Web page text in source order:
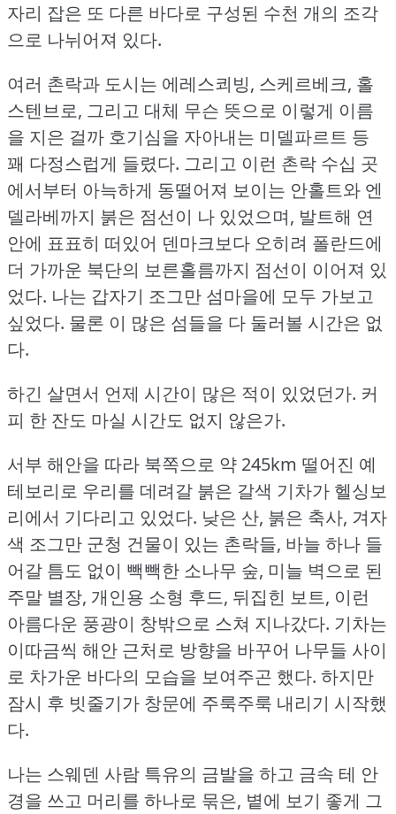
자리 잡은 또 다른 바다로 구성된 수천 개의 조각
으로 나뉘어져 있다.
여러 촌락과 도시는 에레스쾨빙, 스케르베크, 홀
스텐브로, 그리고 대체 무슨 뜻으로 이렇게 이름
을 지은 걸까 호기심을 자아내는 미델파르트 등
꽤 다정스럽게 들렸다. 그리고 이런 촌락 수십 곳
에서부터 아늑하게 동떨어져 보이는 안홀트와 엔
델라베까지 붉은 점선이 나 있었으며, 발트해 연
안에 표표히 떠있어 덴마크보다 오히려 폴란드에
더 가까운 북단의 보른홀름까지 점선이 이어져 있
었다. 나는 갑자기 조그만 섬마을에 모두 가보고
싶었다. 물론 이 많은 섬들을 다 둘러볼 시간은 없
다.
하긴 살면서 언제 시간이 많은 적이 있었던가. 커
피 한 잔도 마실 시간도 없지 않은가.
서부 해안을 따라 북쪽으로 약 245km 떨어진 예
테보리로 우리를 데려갈 붉은 갈색 기차가 헬싱보
리에서 기다리고 있었다. 낮은 산, 붉은 축사, 겨자
색 조그만 군청 건물이 있는 촌락들, 바늘 하나 들
어갈 틈도 없이 빽빽한 소나무 숲, 미늘 벽으로 된
주말 별장, 개인용 소형 후드, 뒤집힌 보트, 이런
아름다운 풍광이 창밖으로 스쳐 지나갔다. 기차는
이따금씩 해안 근처로 방향을 바꾸어 나무들 사이
로 차가운 바다의 모습을 보여주곤 했다. 하지만
잠시 후 빗줄기가 창문에 주룩주룩 내리기 시작했
다.
나는 스웨덴 사람 특유의 금발을 하고 금속 테 안
경을 쓰고 머리를 하나로 묶은, 볕에 보기 좋게 그